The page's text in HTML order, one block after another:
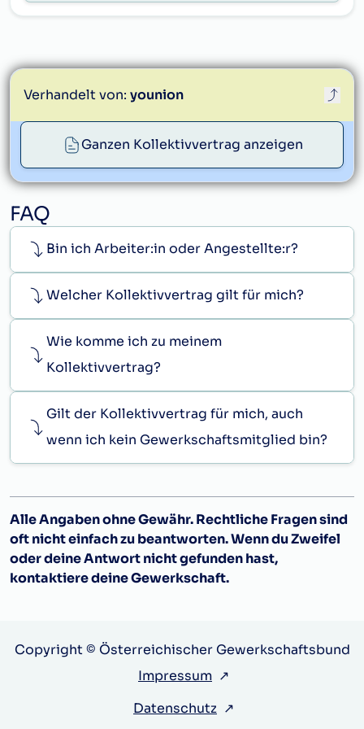
Abzüge und allfällige geleistete
mangels Vorhandenseins eines Betriebsrates
ersetzt werden. Eine sachliche Differenzierung
Ganzen Kollektivvertrag anzeigen
Verhandelt von: younion
FAQ
Bin ich Arbeiter:in oder Angestellte:r?
Welcher Kollektivvertrag gilt für mich?
Wie komme ich zu meinem
Kollektivvertrag?
Gilt der Kollektivvertrag für mich, auch
wenn ich kein Gewerkschaftsmitglied bin?
Alle Angaben ohne Gewähr. Rechtliche Fragen sind
oft nicht einfach zu beantworten. Wenn du Zweifel
oder deine Antwort nicht gefunden hast,
kontaktiere deine Gewerkschaft.
Copyright © Österreichischer Gewerkschaftsbund
Impressum ↗
Datenschutz ↗